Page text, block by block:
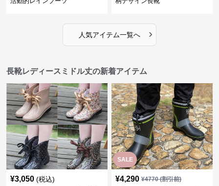
人気アイテム一覧へ ›
長靴レディースミドル丈の新着アイテム
¥3,050 (税込)
SALE
¥4,290 ¥4770(割引前)